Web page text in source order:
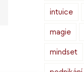
intuice
magie
mindset